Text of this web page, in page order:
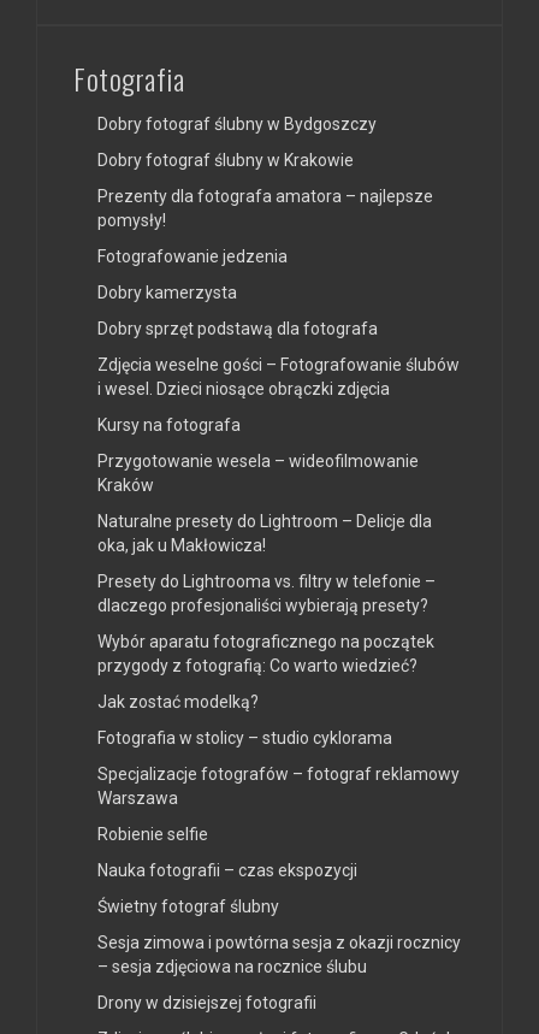
Fotografia
Dobry fotograf ślubny w Bydgoszczy
Dobry fotograf ślubny w Krakowie
Prezenty dla fotografa amatora – najlepsze
pomysły!
Fotografowanie jedzenia
Dobry kamerzysta
Dobry sprzęt podstawą dla fotografa
Zdjęcia weselne gości – Fotografowanie ślubów
i wesel. Dzieci niosące obrączki zdjęcia
Kursy na fotografa
Przygotowanie wesela – wideofilmowanie
Kraków
Naturalne presety do Lightroom – Delicje dla
oka, jak u Makłowicza!
Presety do Lightrooma vs. filtry w telefonie –
dlaczego profesjonaliści wybierają presety?
Wybór aparatu fotograficznego na początek
przygody z fotografią: Co warto wiedzieć?
Jak zostać modelką?
Fotografia w stolicy – studio cyklorama
Specjalizacje fotografów – fotograf reklamowy
Warszawa
Robienie selfie
Nauka fotografii – czas ekspozycji
Świetny fotograf ślubny
Sesja zimowa i powtórna sesja z okazji rocznicy
– sesja zdjęciowa na rocznice ślubu
Drony w dzisiejszej fotografii